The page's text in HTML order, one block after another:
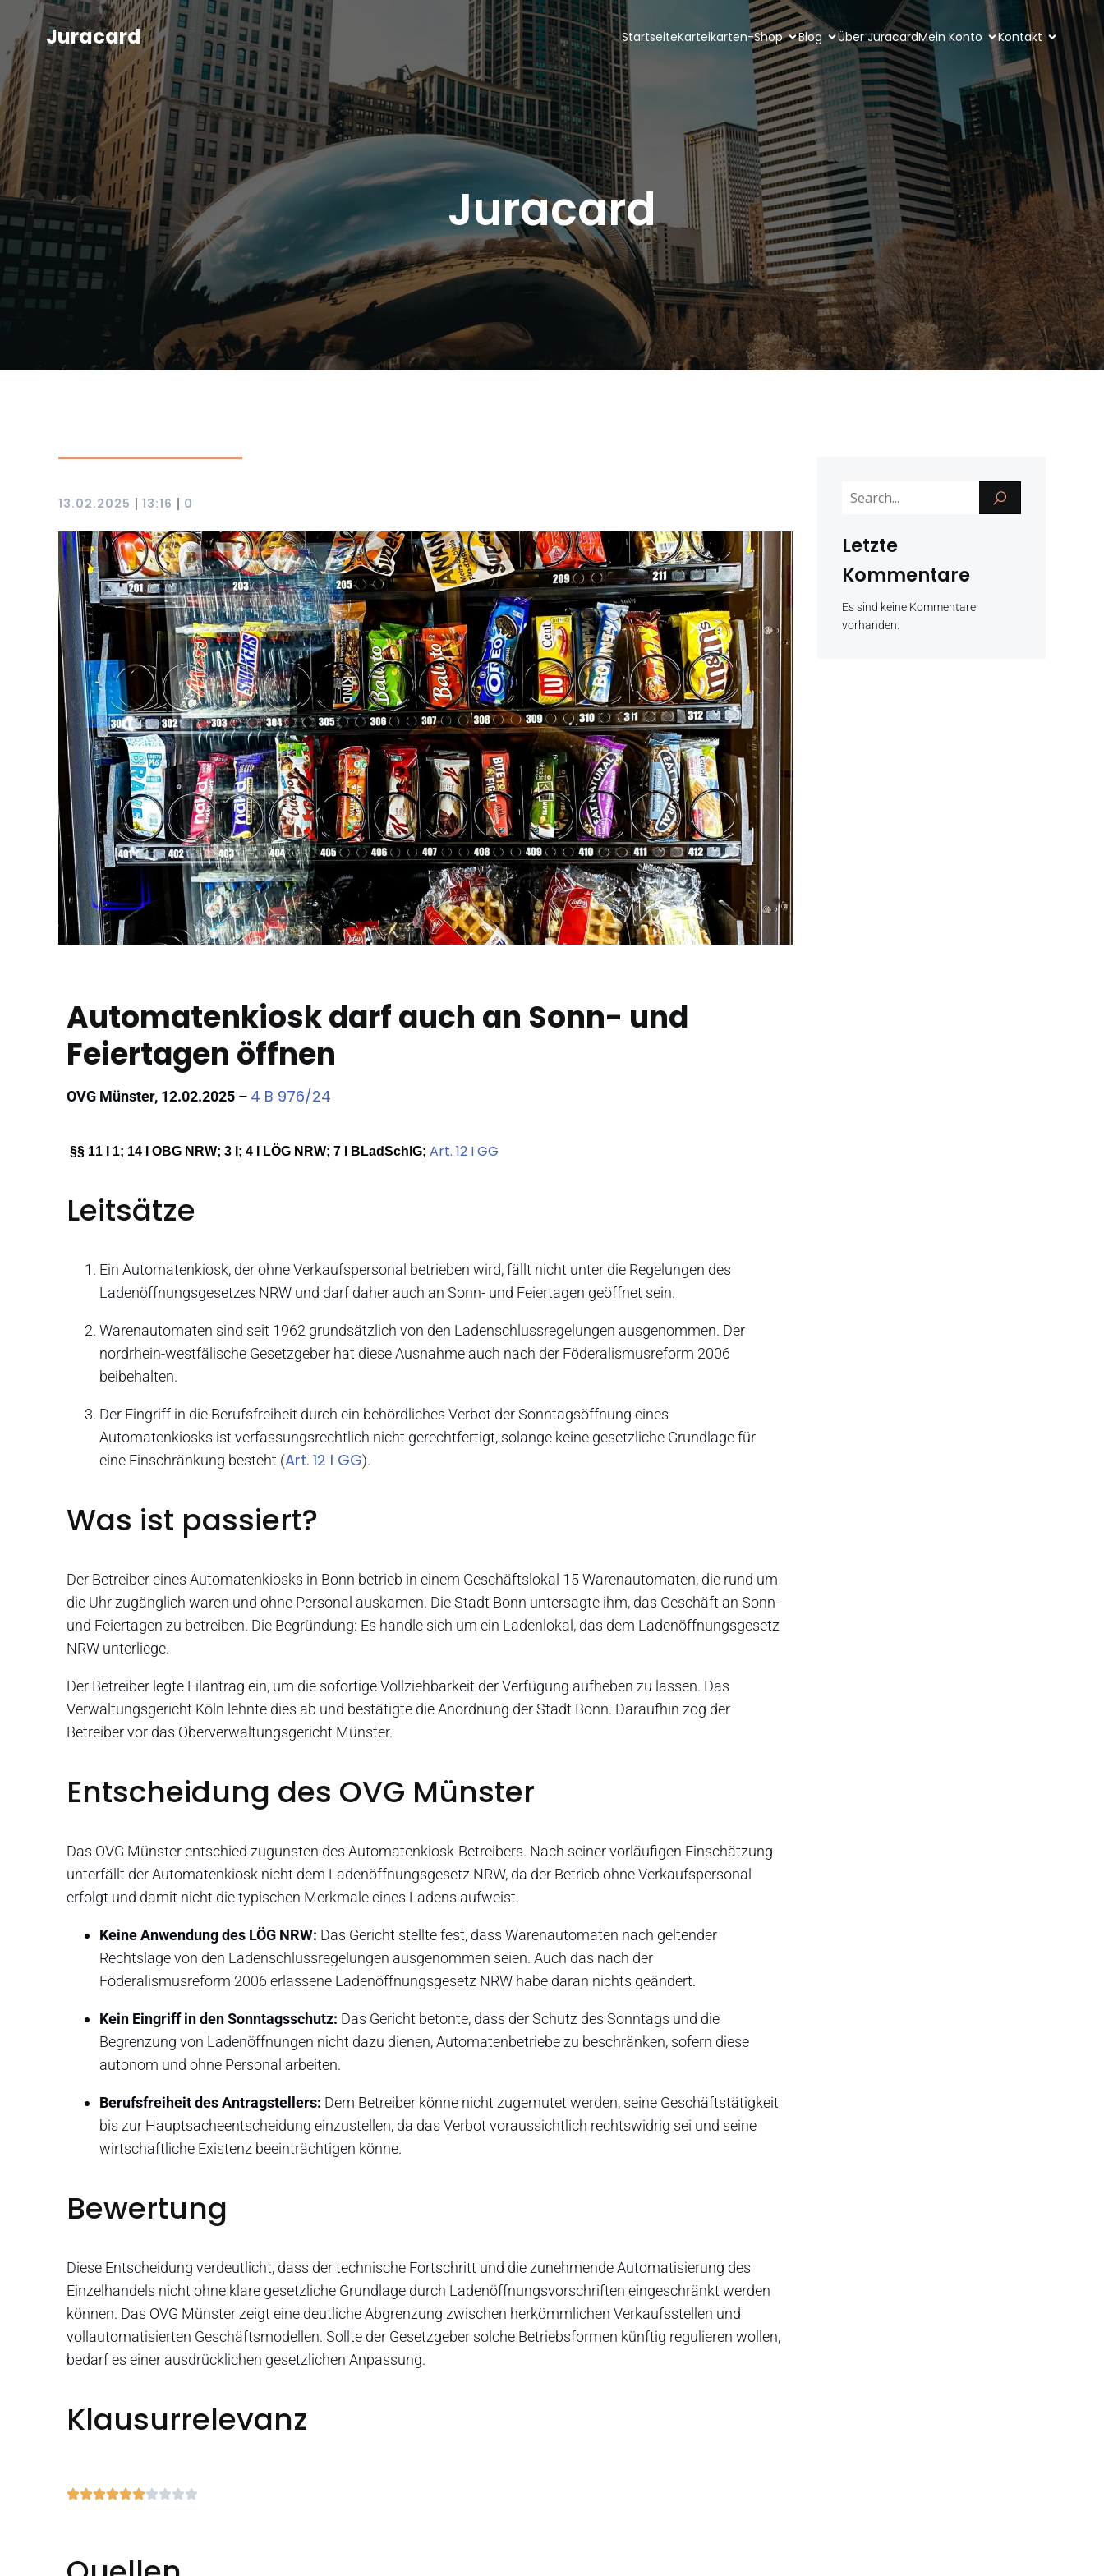
Juracard StartseiteKarteikarten-Shop Blog Über JuracardMein Konto Kontakt
Juracard
13.02.2025 | 13:16 | 0
Automatenkiosk darf auch an Sonn- und
Feiertagen öffnen
OVG Münster, 12.02.2025 – 4 B 976/24
§§ 11 I 1; 14 I OBG NRW; 3 I; 4 I LÖG NRW; 7 I BLadSchlG; Art. 12 I GG
Leitsätze
Ein Automatenkiosk, der ohne Verkaufspersonal betrieben wird, fällt nicht unter die Regelungen des
Ladenöffnungsgesetzes NRW und darf daher auch an Sonn- und Feiertagen geöffnet sein.
Warenautomaten sind seit 1962 grundsätzlich von den Ladenschlussregelungen ausgenommen. Der
nordrhein-westfälische Gesetzgeber hat diese Ausnahme auch nach der Föderalismusreform 2006
beibehalten.
Der Eingriff in die Berufsfreiheit durch ein behördliches Verbot der Sonntagsöffnung eines
Automatenkiosks ist verfassungsrechtlich nicht gerechtfertigt, solange keine gesetzliche Grundlage für
eine Einschränkung besteht (Art. 12 I GG).
Was ist passiert?
Der Betreiber eines Automatenkiosks in Bonn betrieb in einem Geschäftslokal 15 Warenautomaten, die rund um
die Uhr zugänglich waren und ohne Personal auskamen. Die Stadt Bonn untersagte ihm, das Geschäft an Sonn-
und Feiertagen zu betreiben. Die Begründung: Es handle sich um ein Ladenlokal, das dem Ladenöffnungsgesetz
NRW unterliege.
Der Betreiber legte Eilantrag ein, um die sofortige Vollziehbarkeit der Verfügung aufheben zu lassen. Das
Verwaltungsgericht Köln lehnte dies ab und bestätigte die Anordnung der Stadt Bonn. Daraufhin zog der
Betreiber vor das Oberverwaltungsgericht Münster.
Entscheidung des OVG Münster
Das OVG Münster entschied zugunsten des Automatenkiosk-Betreibers. Nach seiner vorläufigen Einschätzung
unterfällt der Automatenkiosk nicht dem Ladenöffnungsgesetz NRW, da der Betrieb ohne Verkaufspersonal
erfolgt und damit nicht die typischen Merkmale eines Ladens aufweist.
Keine Anwendung des LÖG NRW: Das Gericht stellte fest, dass Warenautomaten nach geltender
Rechtslage von den Ladenschlussregelungen ausgenommen seien. Auch das nach der
Föderalismusreform 2006 erlassene Ladenöffnungsgesetz NRW habe daran nichts geändert.
Kein Eingriff in den Sonntagsschutz: Das Gericht betonte, dass der Schutz des Sonntags und die
Begrenzung von Ladenöffnungen nicht dazu dienen, Automatenbetriebe zu beschränken, sofern diese
autonom und ohne Personal arbeiten.
Berufsfreiheit des Antragstellers: Dem Betreiber könne nicht zugemutet werden, seine Geschäftstätigkeit
bis zur Hauptsacheentscheidung einzustellen, da das Verbot voraussichtlich rechtswidrig sei und seine
wirtschaftliche Existenz beeinträchtigen könne.
Bewertung
Diese Entscheidung verdeutlicht, dass der technische Fortschritt und die zunehmende Automatisierung des
Einzelhandels nicht ohne klare gesetzliche Grundlage durch Ladenöffnungsvorschriften eingeschränkt werden
können. Das OVG Münster zeigt eine deutliche Abgrenzung zwischen herkömmlichen Verkaufsstellen und
vollautomatisierten Geschäftsmodellen. Sollte der Gesetzgeber solche Betriebsformen künftig regulieren wollen,
bedarf es einer ausdrücklichen gesetzlichen Anpassung.
Klausurrelevanz
Letzte
Kommentare
Es sind keine Kommentare
vorhanden.